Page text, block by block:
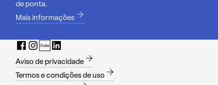
de ponta.
Mais informações
Aviso de privacidade
Termos e condições de uso